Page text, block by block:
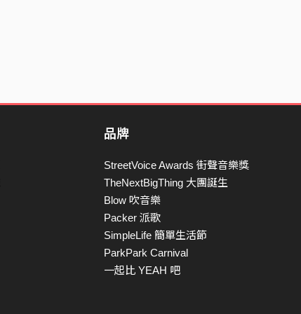
品牌
StreetVoice Awards 街聲音樂獎
TheNextBigThing 大團誕生
Blow 吹音樂
Packer 派歌
SimpleLife 簡單生活節
ParkPark Carnival
一起比 YEAH 吧